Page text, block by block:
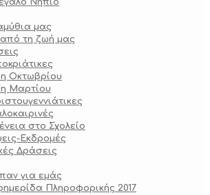
Νήπιο
μας
από τη ζωή μας
Οκτωβρίου
Μαρτίου
στο Σχολείο
Εκδρομές
Δράσεις
για εμάς
Πληροφορικής 2017